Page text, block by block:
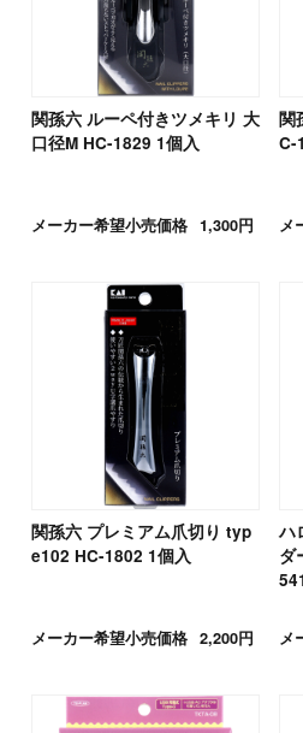
関孫六 ルーペ付きツメキリ 大
口径M HC-1829 1個入
メーカー希望小売価格 1,300円
関
C-
メ
関孫六 プレミアム爪切り typ
e102 HC-1802 1個入
メーカー希望小売価格 2,200円
ハ
ダ
メ